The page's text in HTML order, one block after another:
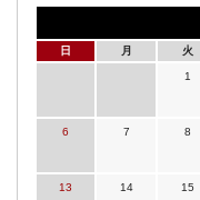
日 月 火
1
6 7 8
13 14 15